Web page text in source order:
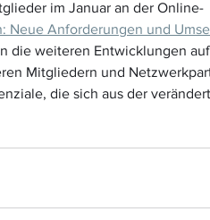
im Januar an der Online-
Neue Anforderungen und
die weiteren Entwicklungen
Mitgliedern und
die sich aus der